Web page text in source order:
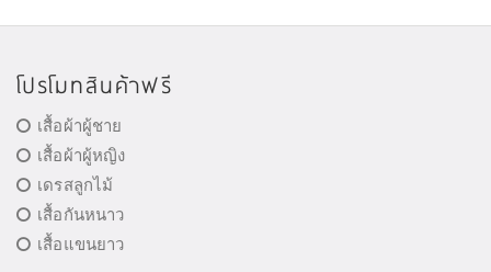
โปรโมทสินค้าฟรี
เสื้อผ้าผู้ชาย
เสื้อผ้าผู้หญิง
เดรสลูกไม้
เสื้อกันหนาว
เสื้อแขนยาว